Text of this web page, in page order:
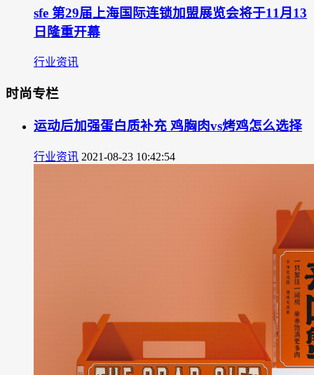
sfe 第29届上海国际连锁加盟展览会将于11月13
日隆重开幕
行业资讯
时尚专栏
运动后加强蛋白质补充 鸡胸肉vs烤鸡怎么选择
行业资讯 2021-08-23 10:42:54